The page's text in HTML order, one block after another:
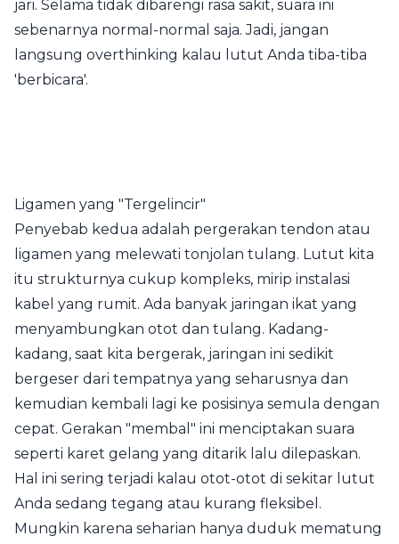
jari. Selama tidak dibarengi rasa sakit, suara ini
sebenarnya normal-normal saja. Jadi, jangan
langsung overthinking kalau lutut Anda tiba-tiba
'berbicara'.
Ligamen yang "Tergelincir"
Penyebab kedua adalah pergerakan tendon atau
ligamen yang melewati tonjolan tulang. Lutut kita
itu strukturnya cukup kompleks, mirip instalasi
kabel yang rumit. Ada banyak jaringan ikat yang
menyambungkan otot dan tulang. Kadang-
kadang, saat kita bergerak, jaringan ini sedikit
bergeser dari tempatnya yang seharusnya dan
kemudian kembali lagi ke posisinya semula dengan
cepat. Gerakan "membal" ini menciptakan suara
seperti karet gelang yang ditarik lalu dilepaskan.
Hal ini sering terjadi kalau otot-otot di sekitar lutut
Anda sedang tegang atau kurang fleksibel.
Mungkin karena seharian hanya duduk mematung